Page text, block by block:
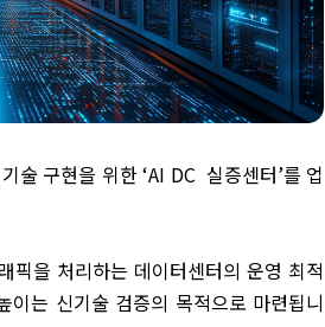
구현을 위한 ‘AI DC 실증센터’를 업
을 처리하는 데이터센터의 운영 최적
는 신기술 검증의 목적으로 마련됩니